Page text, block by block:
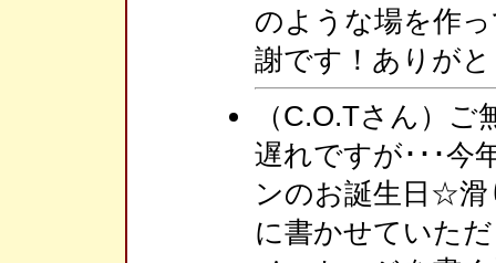
のような場を作
謝です！ありが
（C.O.Tさん）
遅れですが･･･今
ンのお誕生日☆滑
に書かせていた